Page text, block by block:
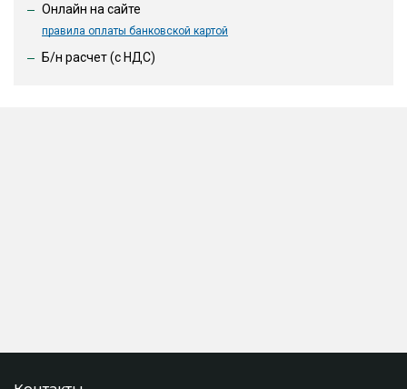
Онлайн на сайте
правила оплаты банковской картой
Б/н расчет (c НДС)